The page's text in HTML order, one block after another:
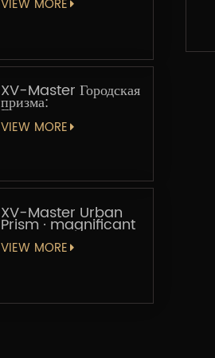
VIEW MORE
XV-Master Городская
призма:
Геометрическая
увертюра
VIEW MORE
XV-Master Urban
Prism · magnificant
VIEW MORE